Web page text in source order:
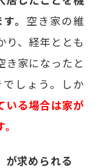
。 空き家の維
り、経年ととも
き家になったと
しょう。しか
いる場合は家が
が求められる